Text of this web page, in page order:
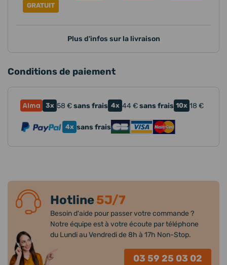
GRATUIT
Plus d'infos sur la livraison
Conditions de paiement
3x 58 €sans frais 4x 44 €sans frais 10x 18 €
4x sans frais
Hotline5J/7
Besoin d'aide pour passer votre commande ?
Notre équipe est à votre écoute par téléphone
du Lundi au Vendredi de 8h à 17h Non-Stop.
03 59 25 03 02